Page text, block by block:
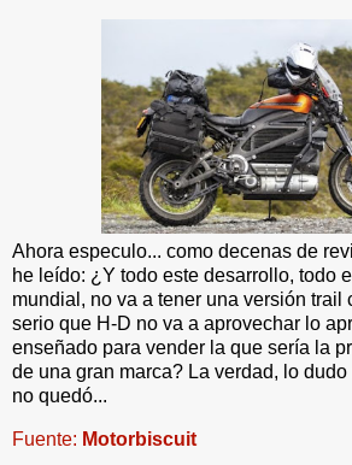
Ahora especulo... como decenas de
he leído: ¿Y todo este desarrollo, todo
mundial, no va a tener una versión trail
serio que H-D no va a aprovechar lo
enseñado para vender la que sería la
de una gran marca? La verdad, lo
no quedó...
Fuente: Motorbiscuit